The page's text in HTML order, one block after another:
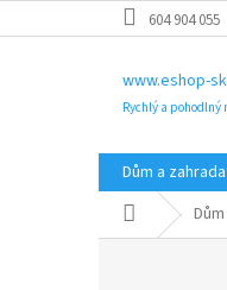
na
604 904 055
www.eshop-
Rychlý a pohodlný
Dům a zahrada
Domů